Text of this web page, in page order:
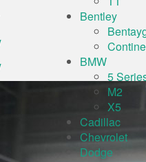
Bentley
BMW
5
M2
X5
Cadillac
Chevrolet
Dodge